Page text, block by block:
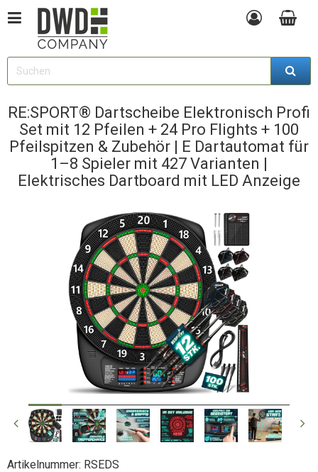
RE:SPORT® Dartscheibe Elektronisch Profi
Set mit 12 Pfeilen + 24 Pro Flights + 100
Pfeilspitzen & Zubehör | E Dartautomat für
1–8 Spieler mit 427 Varianten |
Elektrisches Dartboard mit LED Anzeige
Artikelnummer: RSEDS